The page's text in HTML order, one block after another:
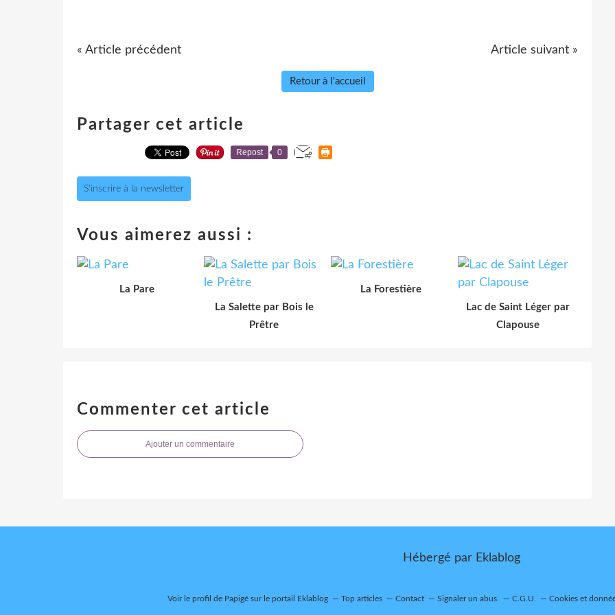
« Article précédent Article suivant »
Retour à l'accueil
Partager cet article
Repost 0
S'inscrire à la newsletter
Vous aimerez aussi :
La Pare
La Salette par Bois le
Prêtre
La Forestière
Lac de Saint Léger par
Clapouse
Commenter cet article
Ajouter un commentaire
Hébergé par Eklablog
Voir le profil de Papigésur le portail Eklablog Top articles Contact Signaler un abus C.G.U. Cookies et